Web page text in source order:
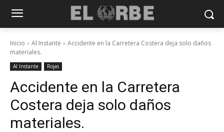
Inicio Al Instante
Accidente en la Carretera Costera deja solo daños
materiales.
Al Instante Rojas
Accidente en la Carretera
Costera deja solo daños
materiales.